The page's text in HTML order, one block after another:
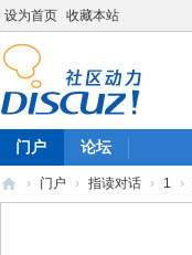
设为首页 收藏本站
门户 论坛
› 门户 › 指读对话 › 1 ›